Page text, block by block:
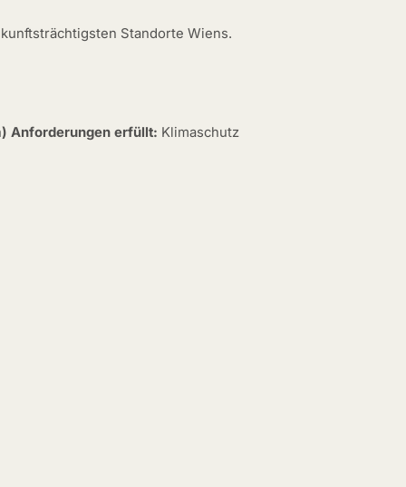
Standorte Wiens.
Anforderungen erfüllt: Klimaschutz